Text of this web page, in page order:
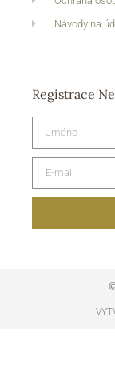
Návody na
Registrace